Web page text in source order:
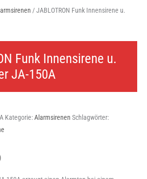
/ JABLOTRON Funk Innensirene u.
Funk Innensirene u.
JA-150A
Kategorie:Alarmsirenen Schlagwörter: